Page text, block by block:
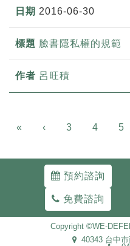
2016-06-30
臉書隱私權的規範
呂旺積
« Previous
‹ 3 4 5
預約諮詢
免費諮詢
Copyright ©WE-
40343 台中市